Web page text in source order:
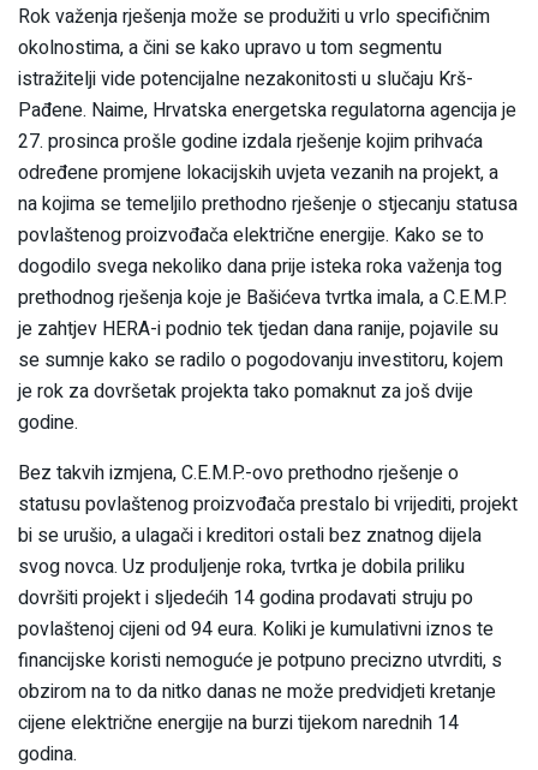
Rok važenja rješenja može se produžiti u vrlo specifičnim
okolnostima, a čini se kako upravo u tom segmentu
istražitelji vide potencijalne nezakonitosti u slučaju Krš-
Pađene. Naime, Hrvatska energetska regulatorna agencija je
27. prosinca prošle godine izdala rješenje kojim prihvaća
određene promjene lokacijskih uvjeta vezanih na projekt, a
na kojima se temeljilo prethodno rješenje o stjecanju statusa
povlaštenog proizvođača električne energije. Kako se to
dogodilo svega nekoliko dana prije isteka roka važenja tog
prethodnog rješenja koje je Bašićeva tvrtka imala, a C.E.M.P.
je zahtjev HERA-i podnio tek tjedan dana ranije, pojavile su
se sumnje kako se radilo o pogodovanju investitoru, kojem
je rok za dovršetak projekta tako pomaknut za još dvije
godine.
Bez takvih izmjena, C.E.M.P.-ovo prethodno rješenje o
statusu povlaštenog proizvođača prestalo bi vrijediti, projekt
bi se urušio, a ulagači i kreditori ostali bez znatnog dijela
svog novca. Uz produljenje roka, tvrtka je dobila priliku
dovršiti projekt i sljedećih 14 godina prodavati struju po
povlaštenoj cijeni od 94 eura. Koliki je kumulativni iznos te
financijske koristi nemoguće je potpuno precizno utvrditi, s
obzirom na to da nitko danas ne može predvidjeti kretanje
cijene električne energije na burzi tijekom narednih 14
godina.